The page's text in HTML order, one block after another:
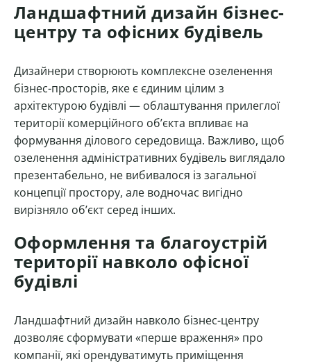
Ландшафтний дизайн бізнес-
центру та офісних будівель
Дизайнери створюють комплексне озеленення
бізнес-просторів, яке є єдиним цілим з
архітектурою будівлі — облаштування прилеглої
території комерційного об’єкта впливає на
формування ділового середовища. Важливо, щоб
озеленення адміністративних будівель виглядало
презентабельно, не вибивалося із загальної
концепції простору, але водночас вигідно
вирізняло об’єкт серед інших.
Оформлення та благоустрій
території навколо офісної
будівлі
Ландшафтний дизайн навколо бізнес-центру
дозволяє сформувати «перше враження» про
компанії, які орендуватимуть приміщення